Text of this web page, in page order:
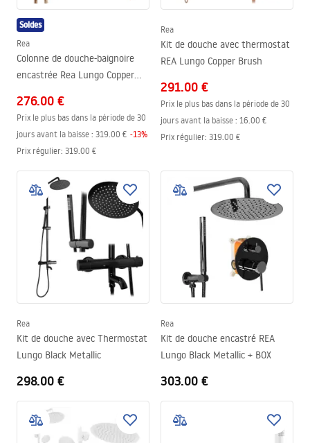
Soldes
Rea
Colonne de douche-baignoire
encastrée Rea Lungo Copper
276.00 €
Prix le plus bas dans la période de 30
jours avant la baisse : 319.00 € -13%
Prix régulier: 319.00 €
Rea
Kit de douche avec thermostat
REA Lungo Copper Brush
291.00 €
Prix le plus bas dans la période de 30
jours avant la baisse : 16.00 €
Prix régulier: 319.00 €
Rea
Kit de douche avec Thermostat
Lungo Black Metallic
298.00 €
Rea
Kit de douche encastré REA
Lungo Black Metallic + BOX
303.00 €